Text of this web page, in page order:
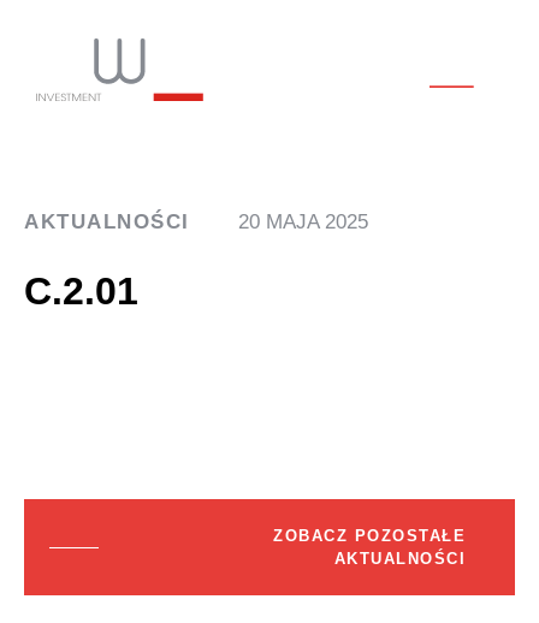
AKTUALNOŚCI 20 MAJA 2025
C.2.01
ZOBACZ POZOSTAŁE
AKTUALNOŚCI